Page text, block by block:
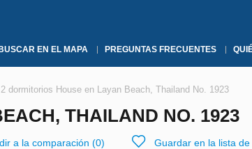
BUSCAR EN EL MAPA PREGUNTAS FRECUENTES
2 dormitorios House en Layan Beach, Thailand No. 1923
THAILAND NO. 1923
a la comparación (0) Guardar en la lista